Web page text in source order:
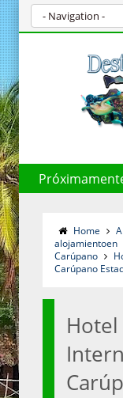
Home
alojamientoen
Carúpano
Carúpano